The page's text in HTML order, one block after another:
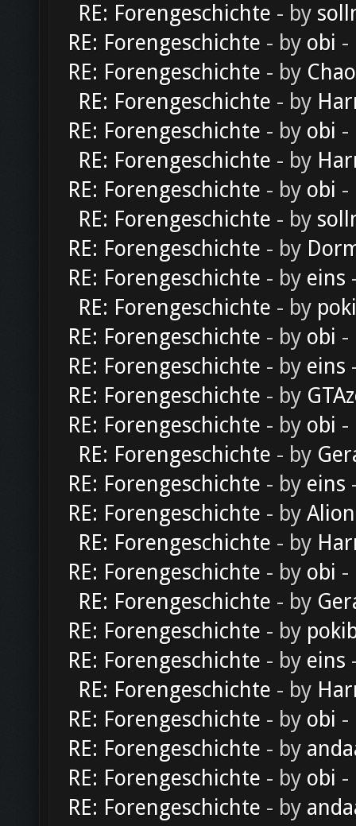
RE: Forengeschichte - by
RE: Forengeschichte - by obi -
RE: Forengeschichte - by
RE: Forengeschichte - by
RE: Forengeschichte - by obi -
RE: Forengeschichte - by
RE: Forengeschichte - by obi -
RE: Forengeschichte - by
RE: Forengeschichte - by
RE: Forengeschichte - by eins
RE: Forengeschichte - by
RE: Forengeschichte - by obi -
RE: Forengeschichte - by eins
RE: Forengeschichte - by
RE: Forengeschichte - by obi -
RE: Forengeschichte - by
RE: Forengeschichte - by eins
RE: Forengeschichte - by Alion
RE: Forengeschichte - by
RE: Forengeschichte - by obi -
RE: Forengeschichte - by
RE: Forengeschichte - by
RE: Forengeschichte - by eins
RE: Forengeschichte - by
RE: Forengeschichte - by obi -
RE: Forengeschichte - by
RE: Forengeschichte - by obi -
RE: Forengeschichte - by